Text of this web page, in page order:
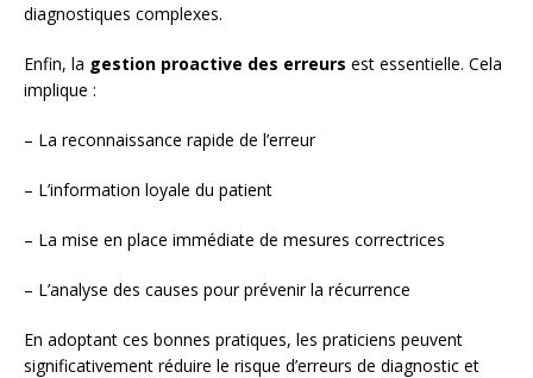
diagnostiques complexes.
Enfin, la gestion proactive des erreurs est essentielle. Cela
implique :
– La reconnaissance rapide de l’erreur
– L’information loyale du patient
– La mise en place immédiate de mesures correctrices
– L’analyse des causes pour prévenir la récurrence
En adoptant ces bonnes pratiques, les praticiens peuvent
significativement réduire le risque d’erreurs de diagnostic et